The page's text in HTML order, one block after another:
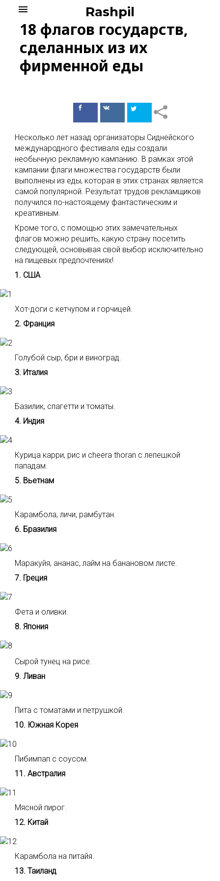
content
Rashpil
menu
18 флагов государств,
сделанных из их
фирменной еды
ПоделитьсяПоделиться
Несколько лет назад организаторы Сиднейского
международного фестиваля еды создали
необычную рекламную кампанию. В рамках этой
кампании флаги множества государств были
выполнены из еды, которая в этих странах является
самой популярной. Результат трудов рекламщиков
получился по-настоящему фантастическим и
креативным.
Кроме того, с помощью этих замечательных
флагов можно решить, какую страну посетить
следующей, основывая свой выбор исключительно
на пищевых предпочтениях!
1. США
Хот-доги с кетчупом и горчицей.
2. Франция
Голубой сыр, бри и виноград.
3. Италия
Базилик, спагетти и томаты.
4. Индия
Курица карри, рис и cheera thoran с лепешкой
пападам.
5. Вьетнам
Карамбола, личи, рамбутан.
6. Бразилия
Маракуйя, ананас, лайм на банановом листе.
7. Греция
Фета и оливки.
8. Япония
Сырой тунец на рисе.
9. Ливан
Пита с томатами и петрушкой.
10. Южная Корея
Пибимпап с соусом.
11. Австралия
Мясной пирог.
12. Китай
Карамбола на питайя.
13. Таиланд